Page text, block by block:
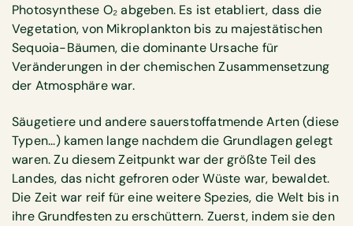
Photosynthese O₂ abgeben. Es ist etabliert, dass die
Vegetation, von Mikroplankton bis zu majestätischen
Sequoia-Bäumen, die dominante Ursache für
Veränderungen in der chemischen Zusammensetzung
der Atmosphäre war.
Säugetiere und andere sauerstoffatmende Arten (diese
Typen...) kamen lange nachdem die Grundlagen gelegt
waren. Zu diesem Zeitpunkt war der größte Teil des
Landes, das nicht gefroren oder Wüste war, bewaldet.
Die Zeit war reif für eine weitere Spezies, die Welt bis in
ihre Grundfesten zu erschüttern. Zuerst, indem sie den